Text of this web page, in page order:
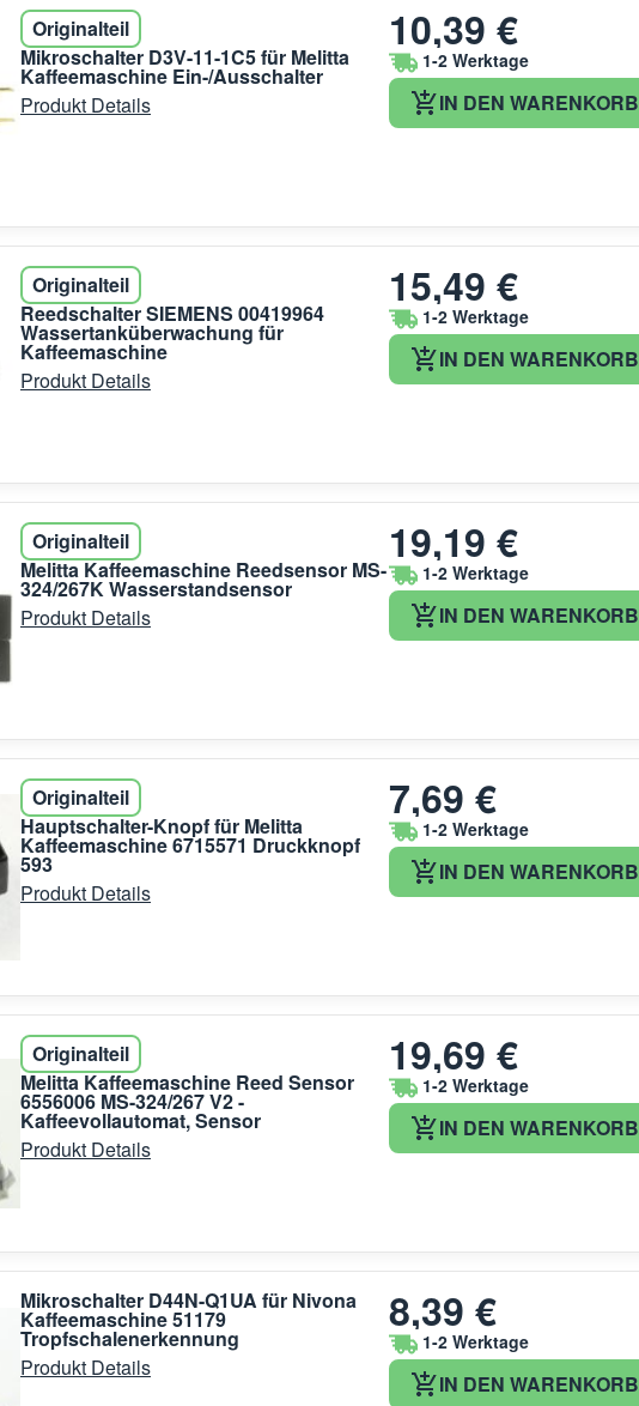
Originalteil
Mikroschalter D3V-11-1C5 für Melitta
Kaffeemaschine Ein-/Ausschalter
Produkt Details
10,39 €
1-2 Werktage
IN DEN WARENKORB
Originalteil
Reedschalter SIEMENS 00419964
Wassertanküberwachung für
Kaffeemaschine
Produkt Details
15,49 €
1-2 Werktage
IN DEN WARENKORB
Originalteil
Melitta Kaffeemaschine Reedsensor MS-
324/267K Wasserstandsensor
Produkt Details
19,19 €
1-2 Werktage
IN DEN WARENKORB
Originalteil
Hauptschalter-Knopf für Melitta
Kaffeemaschine 6715571 Druckknopf
593
Produkt Details
7,69 €
1-2 Werktage
IN DEN WARENKORB
Originalteil
Melitta Kaffeemaschine Reed Sensor
6556006 MS-324/267 V2 -
Kaffeevollautomat, Sensor
Produkt Details
19,69 €
1-2 Werktage
IN DEN WARENKORB
Mikroschalter D44N-Q1UA für Nivona
Kaffeemaschine 51179
Tropfschalenerkennung
Produkt Details
8,39 €
1-2 Werktage
IN DEN WARENKORB